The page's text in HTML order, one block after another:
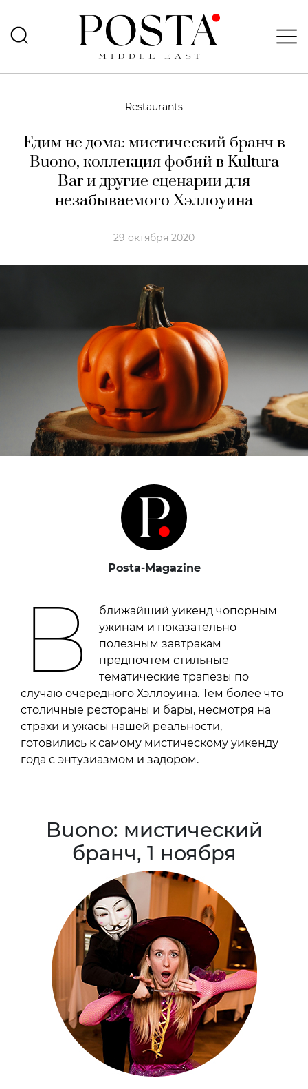
Restaurants
Едим не дома: мистический бранч в
Buono, коллекция фобий в Kultura
Bar и другие сценарии для
незабываемого Хэллоуина
29 октября 2020
Posta-Magazine
В
ближайший уикенд чопорным
ужинам и показательно
полезным завтракам
предпочтем стильные
тематические трапезы по
случаю очередного Хэллоуина. Тем более что
столичные рестораны и бары, несмотря на
страхи и ужасы нашей реальности,
готовились к самому мистическому уикенду
года с энтузиазмом и задором.
Buono: мистический
бранч, 1 ноября